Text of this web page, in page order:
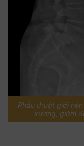
Phẫu thuật giải
xương, giảm